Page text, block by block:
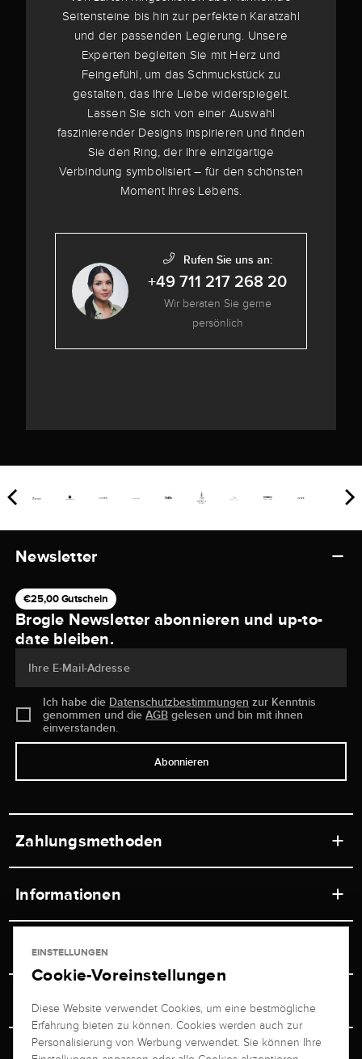
Seitensteine bis hin zur perfekten Karatzahl
und der passenden Legierung. Unsere
Experten begleiten Sie mit Herz und
Feingefühl, um das Schmuckstück zu
gestalten, das Ihre Liebe widerspiegelt.
Lassen Sie sich von einer Auswahl
faszinierender Designs inspirieren und finden
Sie den Ring, der Ihre einzigartige
Verbindung symbolisiert – für den schönsten
Moment Ihres Lebens.
Rufen Sie uns an:
+49 711 217 268 20
Wir beraten Sie gerne
persönlich
Newsletter
€25,00 Gutschein
Brogle Newsletter abonnieren und up-to-
date bleiben.
Ihre E-Mail-Adresse
Ich habe die Datenschutzbestimmungen zur Kenntnis
genommen und dieAGB gelesen und bin mit ihnen
einverstanden.
Abonnieren
Zahlungsmethoden
Informationen
Ladengeschäft
Versand & Zahlung
Ratgeber
Service
Newsletterabmeldung
Retouren-Service
Juwelier Brogle
Über uns
Persönlicher Berater
EINSTELLUNGEN
Cookie-Voreinstellungen
Diese Website verwendet Cookies, um eine bestmögliche
Erfahrung bieten zu können. Cookies werden auch zur
Personalisierung von Werbung verwendet. Sie können Ihre